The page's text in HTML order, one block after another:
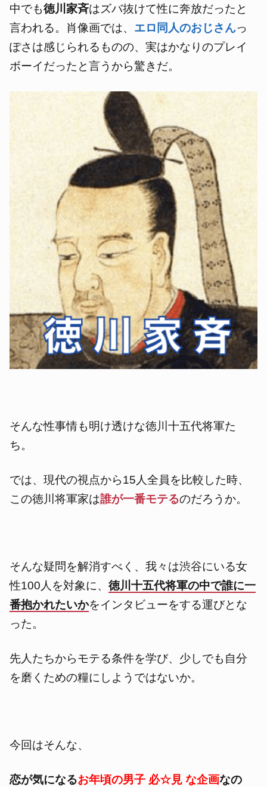
中でも徳川家斉はズバ抜けて性に奔放だったと
言われる。肖像画では、 エロ同人のおじさんっ
ぽさは感じられるものの、実はかなりのプレイ
ボーイだったと言うから驚きだ。
そんな性事情も明け透けな徳川十五代将軍た
ち。
では、現代の視点から15人全員を比較した時、
この徳川将軍家は誰が一番モテるのだろうか。
そんな疑問を解消すべく、我々は渋谷にいる女
性100人を対象に、徳川十五代将軍の中で誰に一
番抱かれたいかをインタビューをする運びとな
った。
先人たちからモテる条件を学び、少しでも自分
を磨くための糧にしようではないか。
今回はそんな、
恋が気になるお年頃の男子 必☆見 な企画なの